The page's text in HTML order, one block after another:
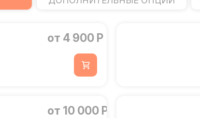
от 4 900 Р
от 10 000 Р